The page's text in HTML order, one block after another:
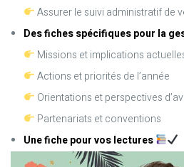
Assurer le suivi administratif de
Des fiches spécifiques pour la
Missions et implications
Actions et priorités de l’année
Orientations et perspectives
Partenariats et conventions
Une fiche pour vos lectures